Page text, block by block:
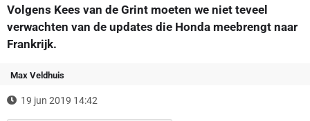
Volgens Kees van de Grint moeten we niet teveel
verwachten van de updates die Honda meebrengt naar
Frankrijk.
Max Veldhuis
19 jun 2019 14:42